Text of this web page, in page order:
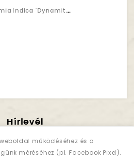
működéséhez és a
méréséhez (pl. Facebook Pixel).
Lagerstroemia Indica 'Dynamite' - Selyemmirtusz
Hírlevél
Fel!